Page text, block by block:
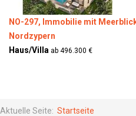
NO-297, Immobilie mit
Nordzypern
Haus/Villa ab 496.300 €
Aktuelle Seite: Startseite